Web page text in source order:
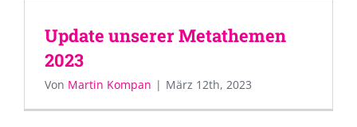
Update unserer Metathemen
2023
Von Martin Kompan | März 12th, 2023